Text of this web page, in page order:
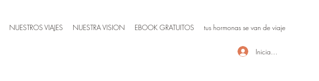
NUESTROS VIAJES NUESTRA VISION EBOOK GRATUITOS tus hormonas se van de viaje
Iniciar sesión